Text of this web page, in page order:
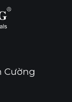
Cường